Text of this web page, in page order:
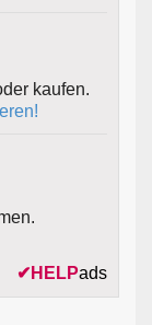
kaufen.
✔ HELPads